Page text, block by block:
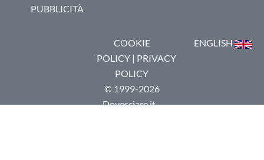
PUBBLICITÀ
COOKIE
POLICY| PRIVACY
POLICY
© 1999-2026
Dovesciare.it -
ENGLISH